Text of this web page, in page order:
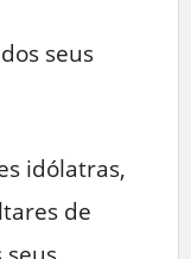
seus
idólatras,
de